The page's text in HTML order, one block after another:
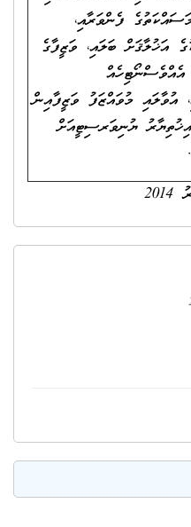
ފެންވަރާއި،
އަޚުލާޤަށް ބަލައި، ވަޒީފާގެ
އުވާލައި މުވައްޒަފު ވަޒީފާއިން
ޔުނިވަރސިޓީއަށް